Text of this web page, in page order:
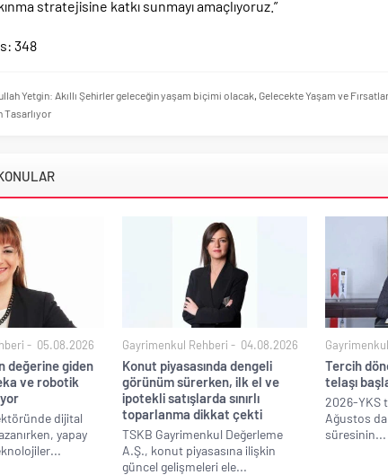
stratejisine katkı sunmayı amaçlıyoruz.”
348
Yetgin: Akıllı Şehirler geleceğin yaşam biçimi olacak, Gelecekte Yaşam ve Fırsatlar
Tasarlıyor
05.08.2026
değerine giden
ve robotik
dijital
yapay
Gayrimenkul Rehberi 04.08.2026
Konut piyasasında dengeli
görünüm sürerken, ilk el ve
ipotekli satışlarda sınırlı
toparlanma dikkat çekti
TSKB Gayrimenkul Değerleme
A.Ş., konut piyasasına ilişkin
güncel gelişmeleri ele...
Tercih
telaşı
2026-YKS
Ağustos
süresinin...